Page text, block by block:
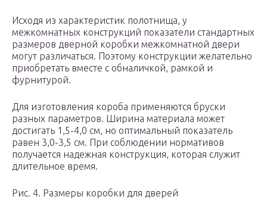
Исходя из характеристик полотнища, у
межкомнатных конструкций показатели стандартных
размеров дверной коробки межкомнатной двери
могут различаться. Поэтому конструкции желательно
приобретать вместе с обналичкой, рамкой и
фурнитурой.
Для изготовления короба применяются бруски
разных параметров. Ширина материала может
достигать 1,5-4,0 см, но оптимальный показатель
равен 3,0-3,5 см. При соблюдении нормативов
получается надежная конструкция, которая служит
длительное время.
Рис. 4. Размеры коробки для дверей